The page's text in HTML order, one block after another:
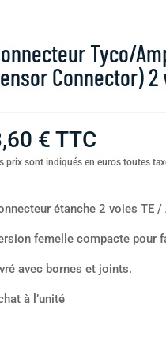
Tyco/
Connector) 2
€ TTC
prix sont indiqués en euros toutes
étanche 2 voies TE /
femelle compacte pour
avec bornes et joints.
à l’unité